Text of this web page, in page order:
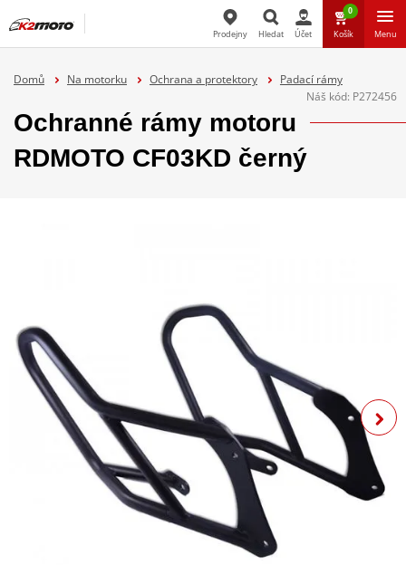
Hledat
Prodejny Hledat Účet
0
Košík Menu
Domů Na motorku Ochrana a protektory
Padací rámy
Náš kód: P272456
Ochranné rámy motoru
RDMOTO CF03KD černý